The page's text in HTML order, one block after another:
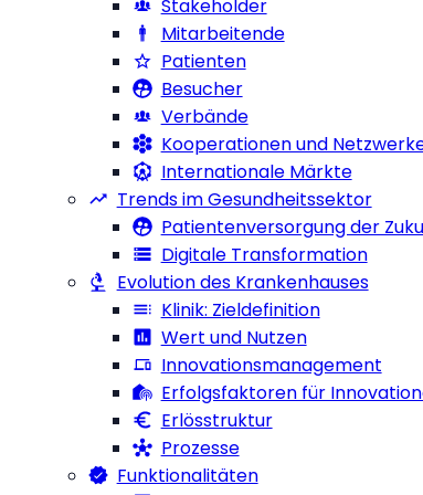
Stakeholder
Mitarbeitende
Patienten
Besucher
Verbände
Kooperationen und
Internationale Märkte
Trends im Gesundheitssektor
Patientenversorgung der
Digitale Transformation
Evolution des Krankenhauses
Klinik: Zieldefinition
Wert und Nutzen
Innovationsmanagement
Erfolgsfaktoren für
Erlösstruktur
Prozesse
Funktionalitäten